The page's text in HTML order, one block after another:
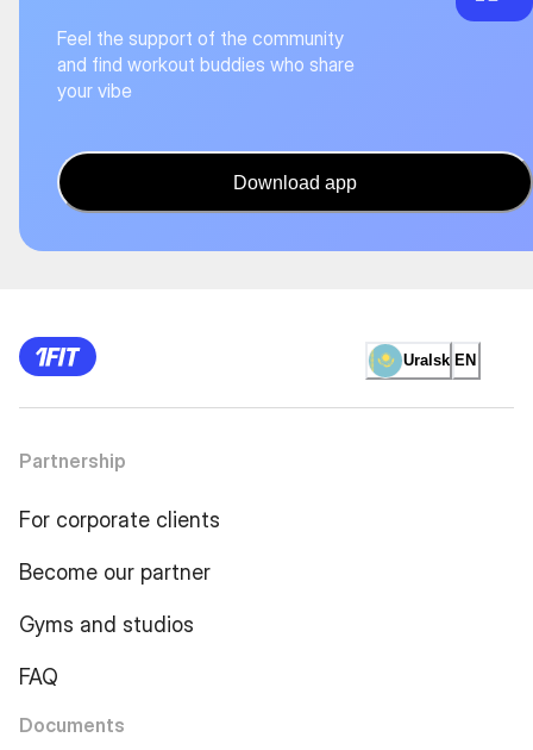
Feel the support of the community
and find workout buddies who share
your vibe
Download app
Uralsk EN
Partnership
For corporate clients
Become our partner
Gyms and studios
FAQ
Documents